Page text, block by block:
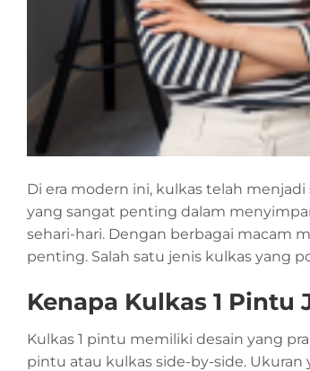
Di era modern ini, kulkas telah
yang sangat penting dalam
sehari-hari. Dengan berbagai macam
penting. Salah satu jenis kulkas yang
Kenapa Kulkas 1 Pintu
Kulkas 1 pintu memiliki desain yang
pintu atau kulkas side-by-side.